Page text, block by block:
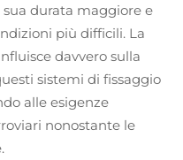
durata maggiore e
più difficili. La
davvero sulla
sistemi di fissaggio
alle esigenze
nonostante le